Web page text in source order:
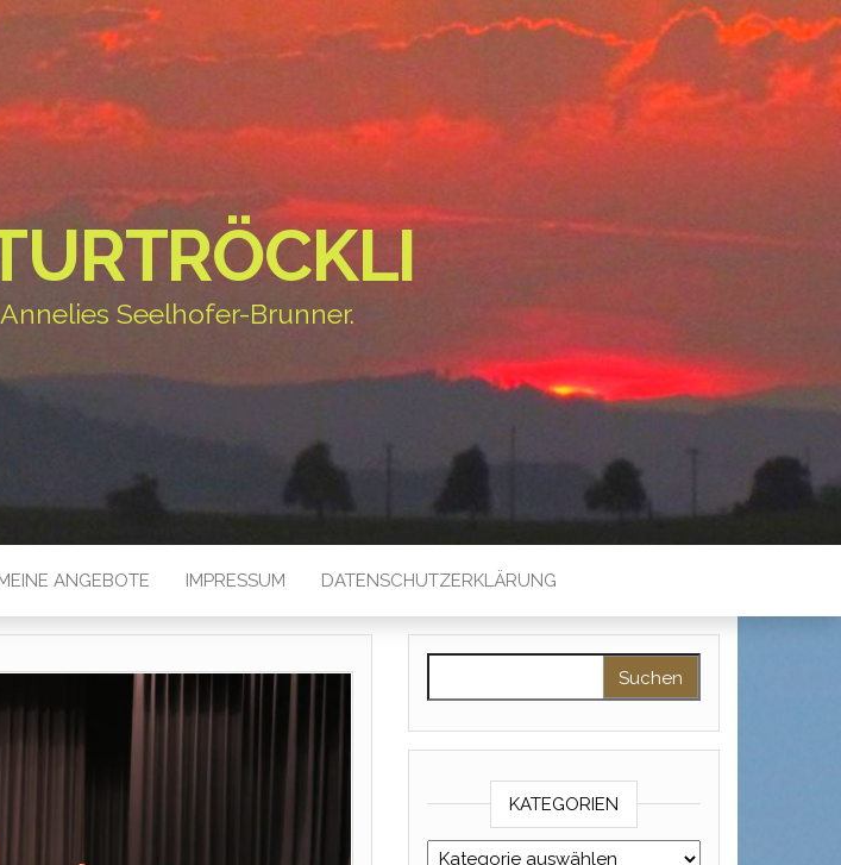
Seelhofer-Brunner.
ANGEBOTE IMPRESSUM DATENSCHUTZERKLÄRUNG
KATEGORIEN
Kategorien